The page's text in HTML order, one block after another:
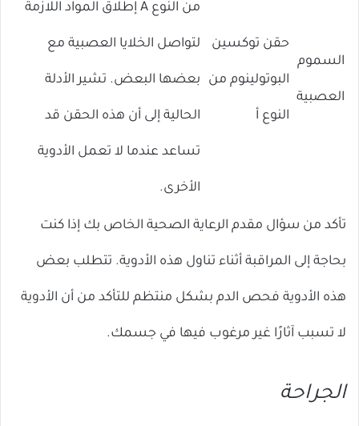
السموم
العصبية
حقن توكسين
البوتولينوم من
النوع أ
من النوع A إطلاق المواد اللازمة
لتواصل الخلايا العصبية مع
بعضها البعض. تشير الأدلة
الحالية إلى أن هذه الحقن قد
تساعد عندما لا تعمل الأدوية
الأخرى.
تأكد من سؤال مقدم الرعاية الصحية الخاص بك إذا كنت
بحاجة إلى المراقبة أثناء تناول هذه الأدوية. تتطلب بعض
هذه الأدوية فحص الدم بشكل منتظم للتأكد من أن الأدوية
لا تسبب آثارًا غير مرغوب فيها في جسمك.
الجراحة